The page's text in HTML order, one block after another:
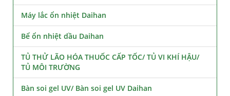
Máy lắc ổn nhiệt Daihan
Bể ổn nhiệt dầu Daihan
TỦ THỬ LÃO HÓA THUỐC CẤP TỐC/ TỦ VI KHÍ HẬU/
TỦ MÔI TRƯỜNG
Bàn soi gel UV/ Bàn soi gel UV Daihan